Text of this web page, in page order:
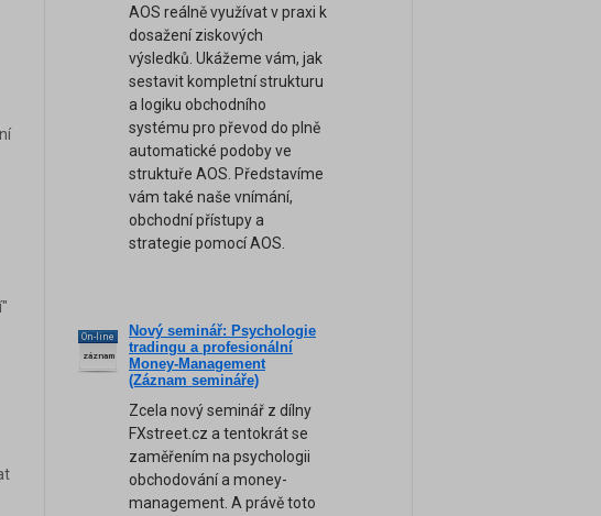
AOS reálně využívat v praxi k
dosažení ziskových
výsledků. Ukážeme vám, jak
sestavit kompletní strukturu
a logiku obchodního
systému pro převod do plně
automatické podoby ve
struktuře AOS. Představíme
vám také naše vnímání,
obchodní přístupy a
strategie pomocí AOS.
On-line
záznam
Nový seminář: Psychologie
tradingu a profesionální
Money-Management
(Záznam semináře)
Zcela nový seminář z dílny
FXstreet.cz a tentokrát se
zaměřením na psychologii
obchodování a money-
management. A právě toto